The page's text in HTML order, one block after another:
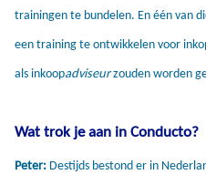
trainingen te bundelen. En één van
een training te ontwikkelen voor
als inkoopadviseurzouden worden
Wat trok je aan in Conducto?
Peter: Destijds bestond er in